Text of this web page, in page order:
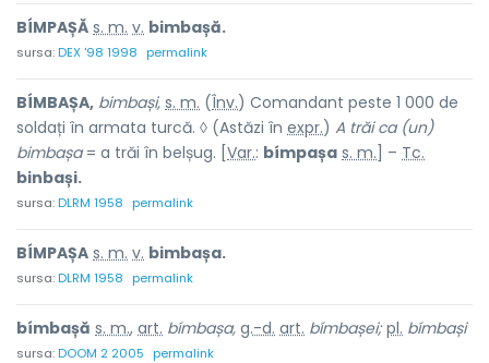
BÍMPAȘĂ s. m. v. bimbașă.
sursa:DEX '98 1998 permalink
BÍMBAȘA, bimbași, s. m. (Înv.) Comandant peste 1 000 de
soldați în armata turcă. ◊ (Astăzi în expr.) A trăi ca (un)
bimbașa= a trăi în belșug. [ Var.: bímpașa s. m. ] – Tc.
binbași.
sursa:DLRM 1958 permalink
BÍMPAȘA s. m. v. bimbașa.
sursa:DLRM 1958 permalink
bímbașă s. m., art. bímbașa, g.-d. art. bímbașei; pl. bímbași
sursa:DOOM 2 2005 permalink